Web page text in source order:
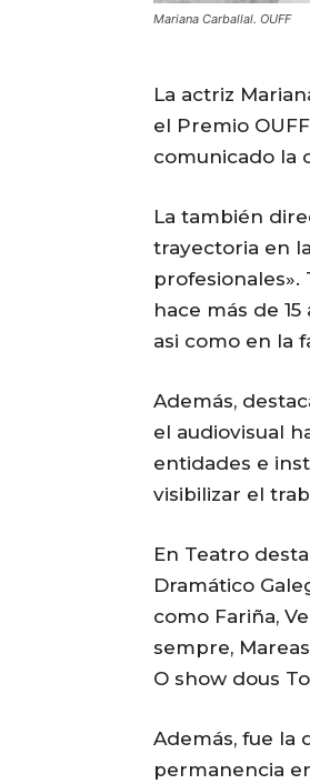
Mariana Carballal. OUFF
La actriz
el Premio
comunicado la
La también
trayectoria en
hace más de
asi como en la
Además,
el audiovisual
entidades e
visibilizar el
En Teatro
Dramático
como Fariña,
sempre,
O show dous
Además, fue la
permanencia